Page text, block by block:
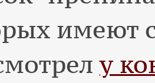
имеют
у